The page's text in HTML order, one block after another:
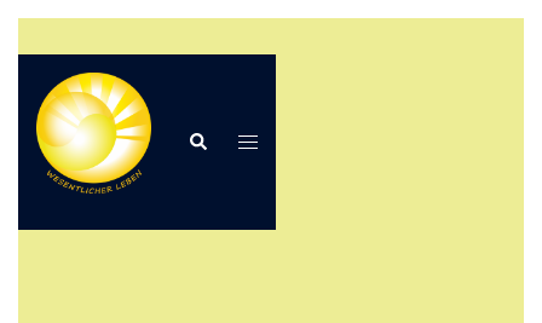
Inhalt
springen
Suche Menü